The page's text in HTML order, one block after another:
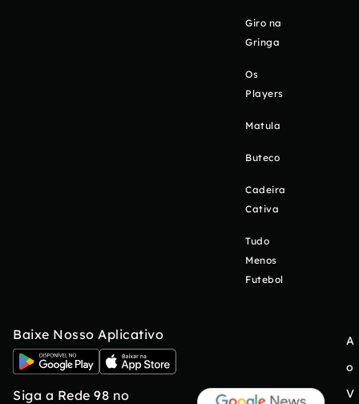
Giro na
Gringa
Os
Players
Matula
Buteco
Cadeira
Cativa
Tudo
Menos
Futebol
Baixe Nosso Aplicativo
Siga a Rede 98 no
A
o
V